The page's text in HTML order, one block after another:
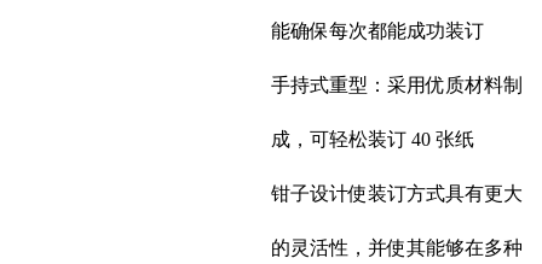
能确保每次都能成功装订
手持式重型：采用优质材料制
成，可轻松装订 40 张纸
钳子设计使装订方式具有更大
的灵活性，并使其能够在多种